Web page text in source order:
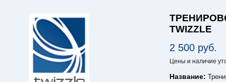
TWIZZLE
2 500 руб.
Цены и наличие
Название: